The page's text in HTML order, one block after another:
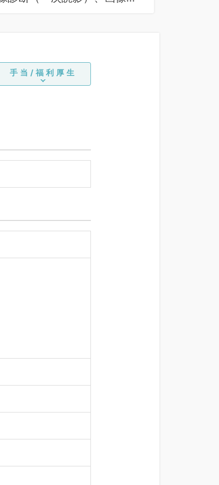
手当/福利厚生